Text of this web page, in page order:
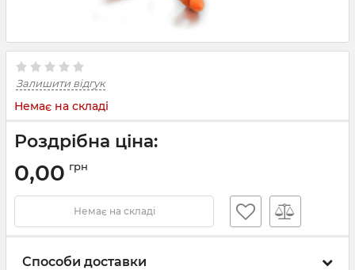
Залишити відгук
Немає на складі
Роздрібна ціна:
0,00 грн
Немає на складі
Способи доставки